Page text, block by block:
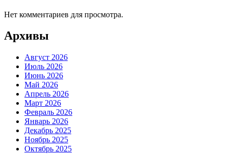
Нет комментариев для просмотра.
Архивы
Август 2026
Июль 2026
Июнь 2026
Май 2026
Апрель 2026
Март 2026
Февраль 2026
Январь 2026
Декабрь 2025
Ноябрь 2025
Октябрь 2025